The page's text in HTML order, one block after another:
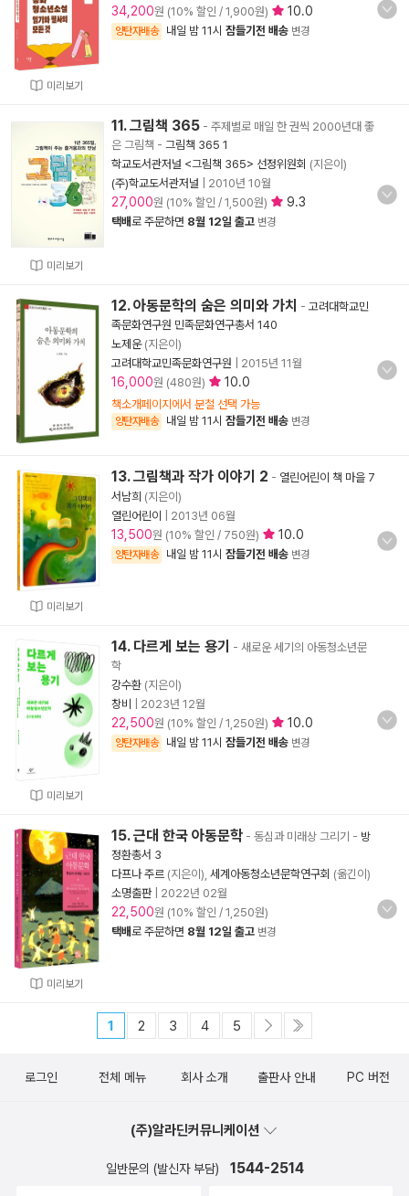
미리보기
34,200원 (10% 할인 / 1,900원) 10.0
양탄자배송 내일 밤 11시 잠들기전 배송 변경
미리보기
11. 그림책 365 - 주제별로 매일 한 권씩 2000년대 좋
은 그림책 - 그림책 365 1
학교도서관저널 <그림책 365> 선정위원회 (지은이)
(주)학교도서관저널
2010년 10월
27,000원 (10% 할인 / 1,500원) 9.3
택배로 주문하면 8월 12일 출고 변경
12. 아동문학의 숨은 의미와 가치 - 고려대학교민
족문화연구원 민족문화연구총서 140
노제운(지은이)
고려대학교민족문화연구원
2015년 11월
16,000원 (480원) 10.0
책소개페이지에서 분철 선택 가능
양탄자배송 내일 밤 11시 잠들기전 배송 변경
미리보기
13. 그림책과 작가 이야기 2 - 열린어린이 책 마을 7
서남희 (지은이)
열린어린이
2013년 06월
13,500원 (10% 할인 / 750원) 10.0
양탄자배송 내일 밤 11시 잠들기전 배송 변경
미리보기
14. 다르게 보는 용기
- 새로운 세기의 아동청소년문
학
강수환 (지은이)
창비
2023년 12월
22,500원 (10% 할인 / 1,250원) 10.0
양탄자배송 내일 밤 11시 잠들기전 배송 변경
미리보기
15. 근대 한국 아동문학 - 동심과 미래상 그리기 - 방
정환총서 3
다프나 주르 (지은이), 세계아동청소년문학연구회 (옮긴이)
소명출판| 2022년 02월
22,500원 (10% 할인 / 1,250원)
택배로 주문하면 8월 12일 출고 변경
1 2 3 4 5
로그인 전체 메뉴 회사 소개 출판사 안내 PC 버전
(주)알라딘커뮤니케이션
일반문의 (발신자 부담) 1544-2514